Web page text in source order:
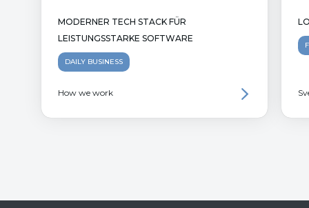
MODERNER TECH STACK FÜR
LEISTUNGSSTARKE SOFTWARE
DAILY BUSINESS
How we work